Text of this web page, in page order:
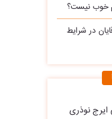
خوب نیست؟
در شرایط
ایرج نوذری